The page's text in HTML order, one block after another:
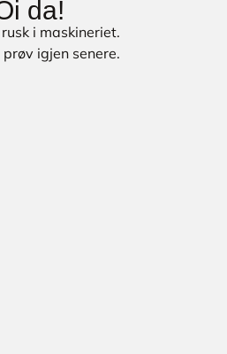
da!
i maskineriet.
igjen senere.